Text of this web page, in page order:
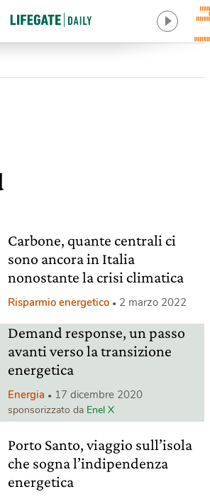
Carbone, quante centrali ci
sono ancora in Italia
nonostante la crisi climatica
Risparmio energetico 2 marzo 2022
Demand response, un passo
avanti verso la transizione
energetica
Energia 17 dicembre 2020
sponsorizzato da Enel X
Porto Santo, viaggio sull’isola
che sogna l’indipendenza
energetica